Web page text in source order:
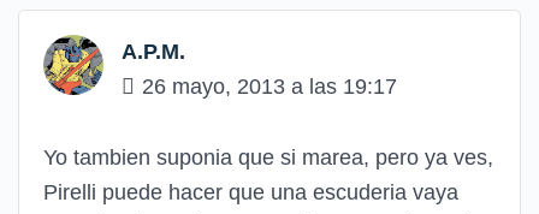
A.P.M.
26 mayo, 2013 a las 19:17
Yo tambien suponia que si marea, pero ya ves,
Pirelli puede hacer que una escuderia vaya